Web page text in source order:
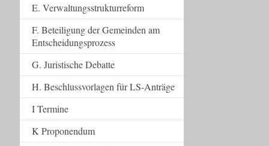
E. Verwaltungsstrukturreform
F. Beteiligung der Gemeinden am
Entscheidungsprozess
G. Juristische Debatte
H. Beschlussvorlagen für LS-Anträge
I Termine
K Proponendum